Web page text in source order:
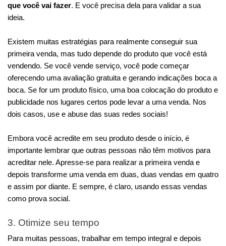
que você vai fazer. E você precisa dela para validar a sua
ideia.
Existem muitas estratégias para realmente conseguir sua
primeira venda, mas tudo depende do produto que você está
vendendo. Se você vende serviço, você pode começar
oferecendo uma avaliação gratuita e gerando indicações boca a
boca. Se for um produto físico, uma boa colocação do produto e
publicidade nos lugares certos pode levar a uma venda. Nos
dois casos, use e abuse das suas redes sociais!
Embora você acredite em seu produto desde o início, é
importante lembrar que outras pessoas não têm motivos para
acreditar nele. Apresse-se para realizar a primeira venda e
depois transforme uma venda em duas, duas vendas em quatro
e assim por diante. E sempre, é claro, usando essas vendas
como prova social.
3. Otimize seu tempo
Para muitas pessoas, trabalhar em tempo integral e depois